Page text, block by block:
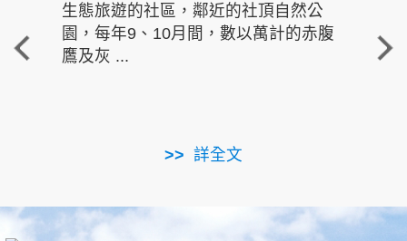
生態旅遊的社區，鄰近的社頂自然公
園，每年9、10月間，數以萬計的赤腹
鷹及灰 ...
詳全文
重
走進